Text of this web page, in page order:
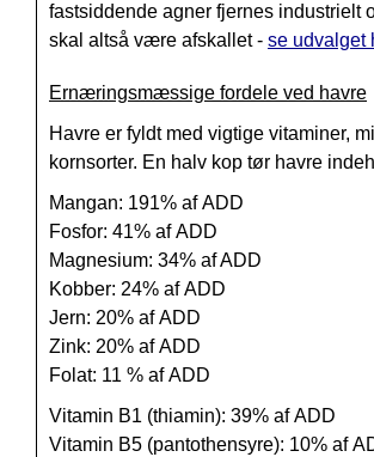
fastsiddende agner fjernes industrielt
skal altså være afskallet - se udvalget
Ernæringsmæssige fordele ved havre
Havre er fyldt med vigtige vitaminer,
kornsorter. En halv kop tør havre
Mangan: 191% afADD
Fosfor: 41% afADD
Magnesium: 34% afADD
Kobber: 24% afADD
Jern: 20% afADD
Zink: 20% afADD
Folat: 11 % afADD
Vitamin B1 (thiamin): 39% afADD
Vitamin B5 (pantothensyre): 10% af